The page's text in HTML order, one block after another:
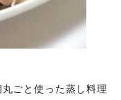
ごと使った蒸し料理